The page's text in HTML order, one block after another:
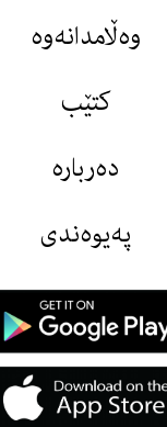
وەڵامدانەوە
کتێب
دەربارە
پەیوەندی